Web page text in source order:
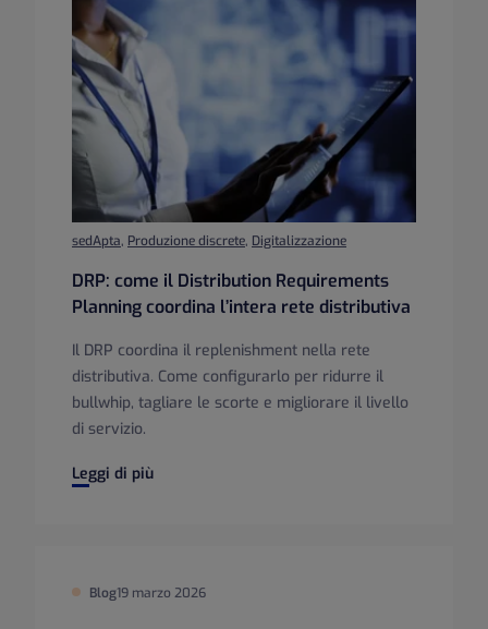
sedApta, Produzione discrete, Digitalizzazione
DRP: come il Distribution Requirements
Planning coordina l’intera rete distributiva
Il DRP coordina il replenishment nella rete
distributiva. Come configurarlo per ridurre il
bullwhip, tagliare le scorte e migliorare il livello
di servizio.
Leggi di più
DRP: come il Distribution Requirements Planning
Blog19 marzo 2026